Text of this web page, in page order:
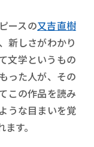
ースの又吉直樹
新しさがわかり
文学というもの
った人が、その
この作品を読み
うな目まいを覚
す。